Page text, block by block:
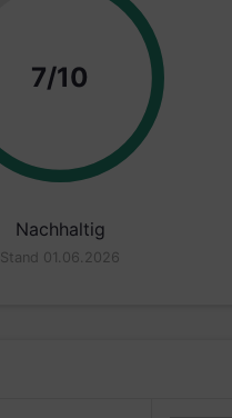
7/10 Punkte
Nachhaltig
Stand 01.06.2026